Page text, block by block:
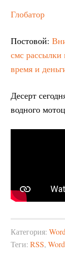
Глобатор
Постовой:
смс рассылки
время и
Десерт
водного
Категория:
Теги:RSS,